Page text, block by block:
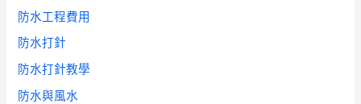
防水工程費用
防水打針
防水打針教學
防水與風水